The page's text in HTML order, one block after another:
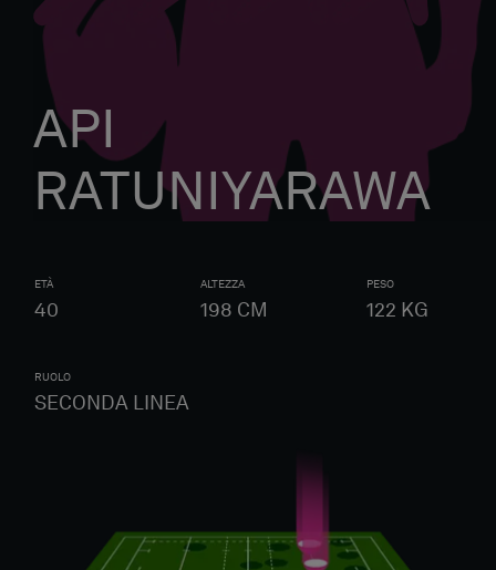
API
RATUNIYARAWA
ETÀ
40
ALTEZZA
198 CM
PESO
122 KG
RUOLO
SECONDA LINEA